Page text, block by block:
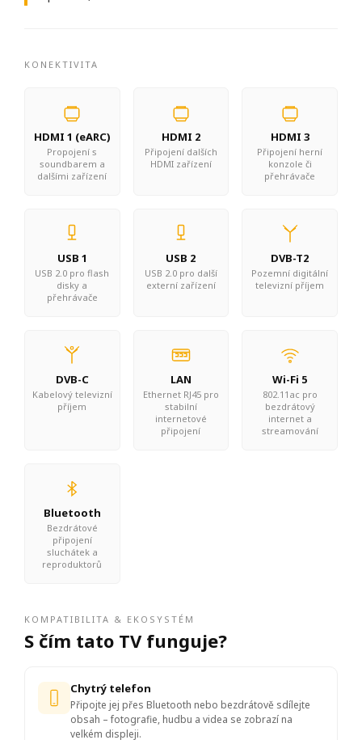
KONEKTIVITA
HDMI 1 (eARC)
Propojení s
soundbarem a
dalšími zařízení
HDMI 2
Připojení dalších
HDMI zařízení
HDMI 3
Připojení herní
konzole či
přehrávače
USB 1
USB 2.0 pro flash
disky a
přehrávače
USB 2
USB 2.0 pro další
externí zařízení
DVB-T2
Pozemní digitální
televizní příjem
DVB-C
Kabelový televizní
příjem
LAN
Ethernet RJ45 pro
stabilní
internetové
připojení
Wi-Fi 5
802.11ac pro
bezdrátový
internet a
streamování
Bluetooth
Bezdrátové
připojení
sluchátek a
reproduktorů
KOMPATIBILITA & EKOSYSTÉM
S čím tato TV funguje?
Chytrý telefon
Připojte jej přes Bluetooth nebo bezdrátově sdílejte
obsah – fotografie, hudbu a videa se zobrazí na
velkém displeji.